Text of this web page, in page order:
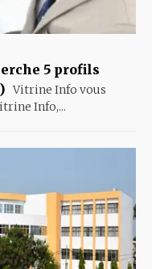
5 profils
Vitrine Info vous
Info,...